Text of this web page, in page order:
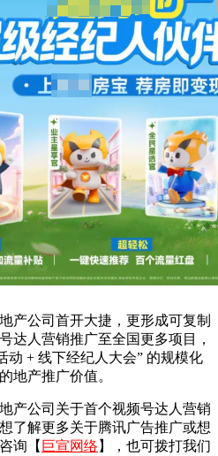
产公司 首开大捷，更形成可复制
达人营销推广至全国更多项目，
动 + 线下经纪人大会” 的规模化
地产推广价值。
产公司关于首个视频号达人营销
了解更多关于腾讯广告推广或想
询【 巨宣网络】，也可拨打我们